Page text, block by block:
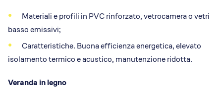
Materiali e profili in PVC rinforzato, vetrocamera o vetri
basso emissivi;
Caratteristiche. Buona efficienza energetica, elevato
isolamento termico e acustico, manutenzione ridotta.
Veranda in legno